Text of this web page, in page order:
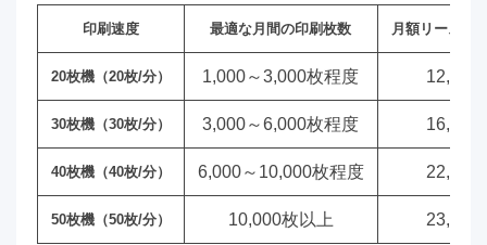
印刷速度 最適な月間の印刷枚数 月額リース料
20枚機（20枚/分） 1,000～3,000枚程度 12,000
30枚機（30枚/分） 3,000～6,000枚程度 16,000
40枚機（40枚/分） 6,000～10,000枚程度 22,000
50枚機（50枚/分） 10,000枚以上 23,000